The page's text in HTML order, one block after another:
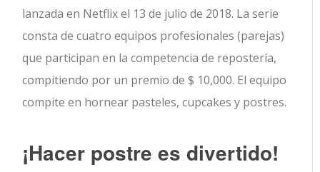
lanzada en Netflix el 13 de julio de 2018. La serie
consta de cuatro equipos profesionales (parejas)
que participan en la competencia de repostería,
compitiendo por un premio de $ 10,000. El equipo
compite en hornear pasteles, cupcakes y postres.
¡Hacer postre es divertido!